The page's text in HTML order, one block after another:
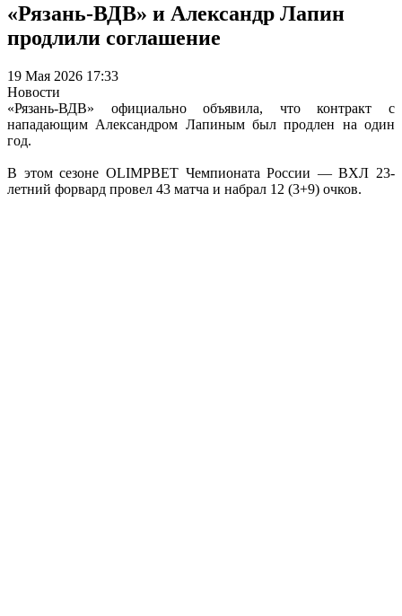
«Рязань-ВДВ» и Александр Лапин
продлили соглашение
19 Мая 2026 17:33
Новости
«Рязань-ВДВ» официально объявила, что контракт с
нападающим Александром Лапиным был продлен на один
год.
В этом сезоне OLIMPBET Чемпионата России — ВХЛ 23-
летний форвард провел 43 матча и набрал 12 (3+9) очков.